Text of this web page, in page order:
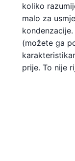
koliko
malo za
(možete ga
prije. To nije